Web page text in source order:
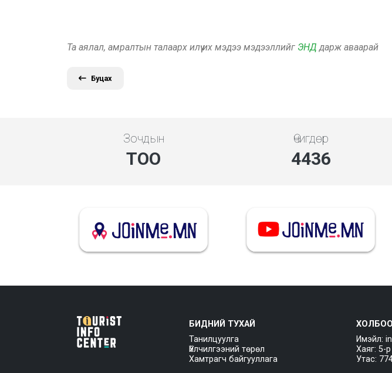
Та аялал, амралтын талаарх илүү их мэдээ мэдээллийг ЭНД дарж аваарай
Буцах
Зочдын
ТОО
Өчигдөр
5119
БИДНИЙ ТУХАЙ
Танилцуулга
Үйлчилгээний төрөл
Хамтрагч байгууллага
Имэйл:
Хаяг: 5-
Утас: